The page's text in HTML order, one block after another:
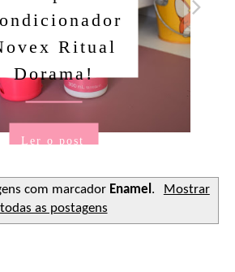
Ritual
Dorama!
Ler o post
com marcador Enamel .
Mostrar
todas as postagens